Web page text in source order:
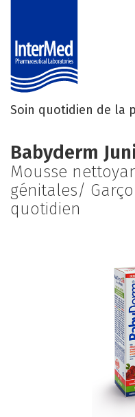
Soin quotidien de la
Babyderm
Mousse
génitales/
quotidien